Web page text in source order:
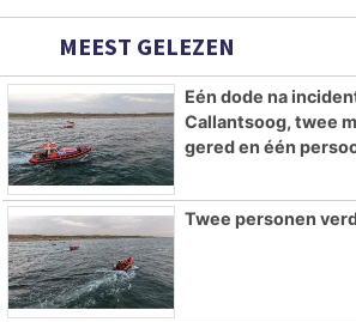
MEEST GELEZEN
Eén dode na
Callantsoog, twee
gered en één
Twee personen